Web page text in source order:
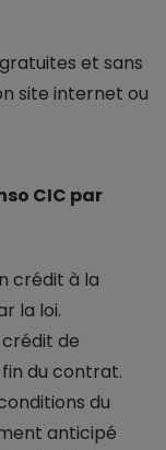
et sans
site internet ou
CIC par
crédit à la
la loi.
de
du contrat.
du
anticipé